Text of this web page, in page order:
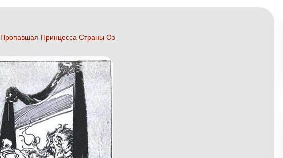
Пропавшая Принцесса Страны Оз